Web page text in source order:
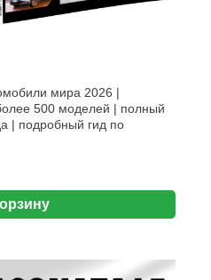
мира 2026 |
500 моделей | полный
| подробный гид по